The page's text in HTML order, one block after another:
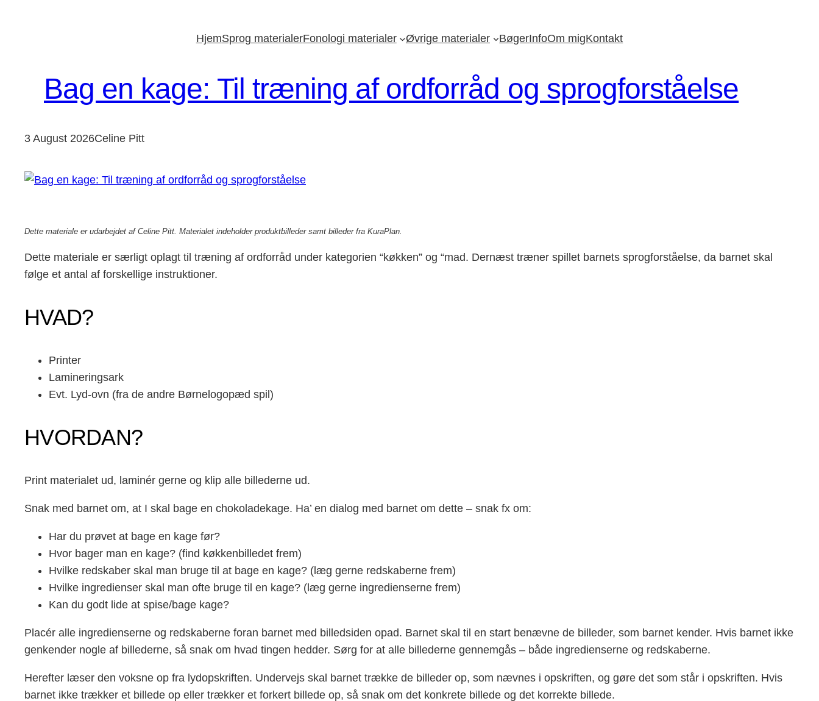
HjemSprog materialerFonologi materialer Øvrige materialer BøgerInfoOm migKontakt
Bag en kage: Til træning af ordforråd og sprogforståelse
3 August 2026Celine Pitt
Dette materiale er udarbejdet af Celine Pitt. Materialet indeholder produktbilleder samt billeder fra KuraPlan.
Dette materiale er særligt oplagt til træning af ordforråd under kategorien “køkken” og “mad. Dernæst træner spillet barnets sprogforståelse, da barnet skal
følge et antal af forskellige instruktioner.
HVAD?
Printer
Lamineringsark
Evt. Lyd-ovn (fra de andre Børnelogopæd spil)
HVORDAN?
Print materialet ud, laminér gerne og klip alle billederne ud.
Snak med barnet om, at I skal bage en chokoladekage. Ha’ en dialog med barnet om dette – snak fx om:
Har du prøvet at bage en kage før?
Hvor bager man en kage? (find køkkenbilledet frem)
Hvilke redskaber skal man bruge til at bage en kage? (læg gerne redskaberne frem)
Hvilke ingredienser skal man ofte bruge til en kage? (læg gerne ingredienserne frem)
Kan du godt lide at spise/bage kage?
Placér alle ingredienserne og redskaberne foran barnet med billedsiden opad. Barnet skal til en start benævne de billeder, som barnet kender. Hvis barnet ikke
genkender nogle af billederne, så snak om hvad tingen hedder. Sørg for at alle billederne gennemgås – både ingredienserne og redskaberne.
Herefter læser den voksne op fra lydopskriften. Undervejs skal barnet trække de billeder op, som nævnes i opskriften, og gøre det som står i opskriften. Hvis
barnet ikke trækker et billede op eller trækker et forkert billede op, så snak om det konkrete billede og det korrekte billede.